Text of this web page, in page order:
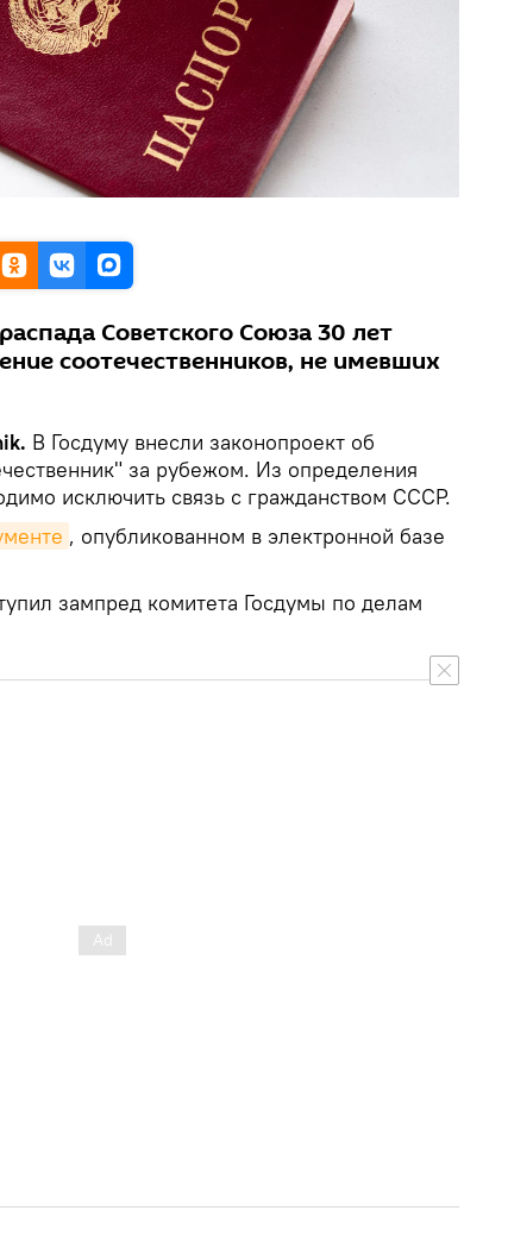
Советского Союза 30 лет
соотечественников, не имевших
В Госдуму внесли законопроект об
за рубежом. Из определения
исключить связь с гражданством СССР.
, опубликованном в электронной базе
зампред комитета Госдумы по делам